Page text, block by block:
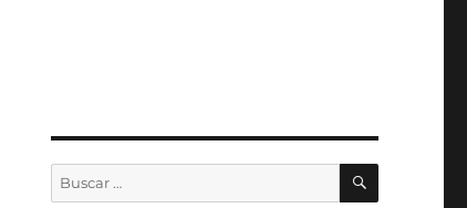
Buscar
por:
BUSCAR